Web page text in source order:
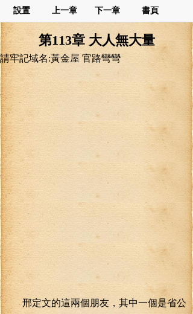
設置 上一章 下一章 書頁
第113章 大人無大量
請牢記域名:黃金屋 官路彎彎
邢定文的這兩個朋友，其中一個是省公